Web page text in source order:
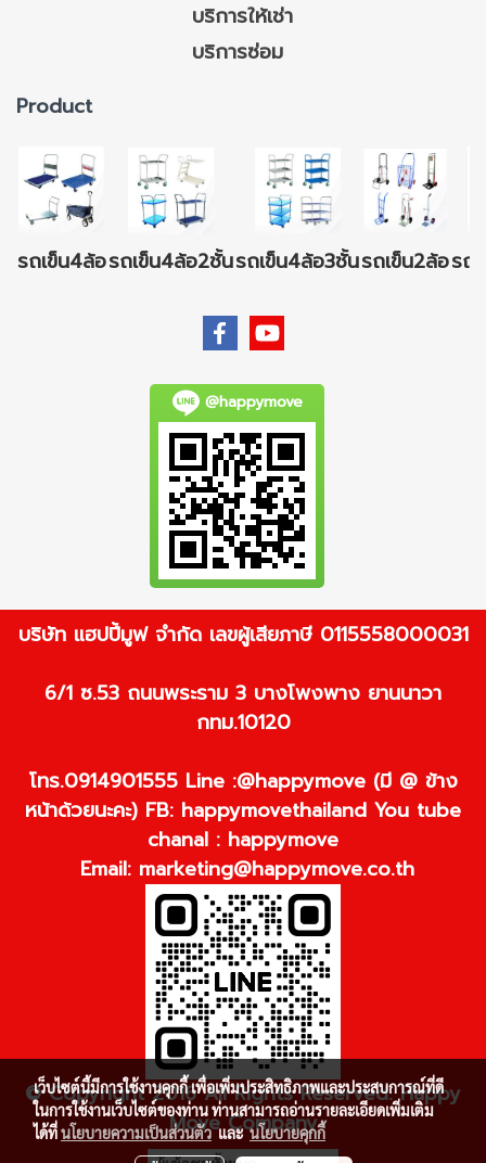
บริการให้เช่า
บริการซ่อม
Product
รถเข็น4ล้อรถเข็น4ล้อ2ชั้นรถเข็น4ล้อ3ชั้นรถเข็น2ล้อรถ
@happymove
บริษัท แฮปปี้มูฟ จำกัด เลขผู้เสียภาษี 0115558000031
6/1 ซ.53 ถนนพระราม 3 บางโพงพาง ยานนาวา
กทม.10120
โทร.0914901555 Line :@happymove (มี @ ข้าง
หน้าด้วยนะคะ) FB: happymovethailand You tube
chanal : happymove
Email: marketing@happymove.co.th
© Copyright 2016 All Rights Reserved. Happy
Move Company
เว็บไซต์นี้มีการใช้งานคุกกี้ เพื่อเพิ่มประสิทธิภาพและประสบการณ์ที่ดี
ในการใช้งานเว็บไซต์ของท่าน ท่านสามารถอ่านรายละเอียดเพิ่มเติม
ได้ที่นโยบายความเป็นส่วนตัวและนโยบายคุกกี้